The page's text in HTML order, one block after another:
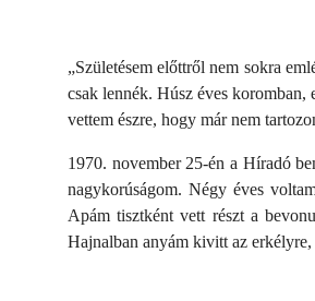
„Születésem előttről nem sokra
csak lennék. Húsz éves koromban,
vettem észre, hogy már nem
1970. november 25-én a Híradó
nagykorúságom. Négy éves
Apám tisztként vett részt a
Hajnalban anyám kivitt az